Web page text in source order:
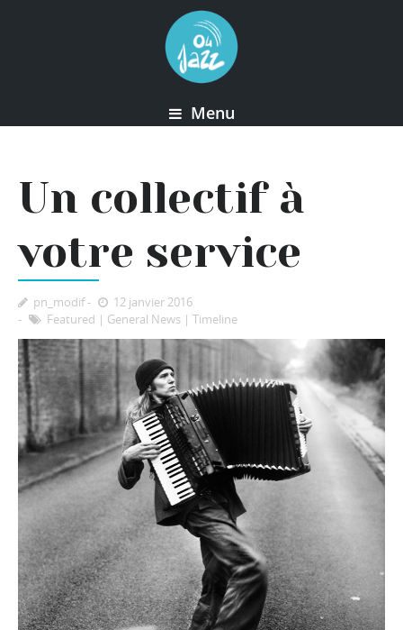
Menu
Un collectif à
votre service
pn_modif
12 janvier 2016
Featured | General News | Timeline